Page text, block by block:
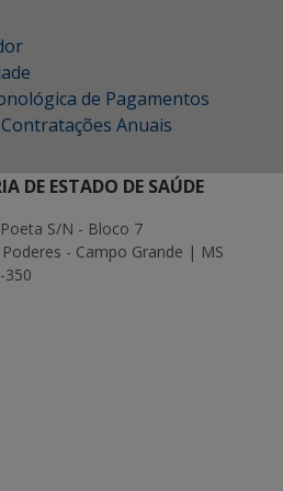
de Pagamentos
Anuais
DE ESTADO DE SAÚDE
S/N - Bloco 7
- Campo Grande | MS
350